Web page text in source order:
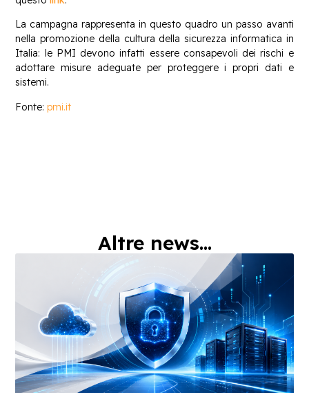
La campagna rappresenta in questo quadro un passo avanti
nella promozione della cultura della sicurezza informatica in
Italia: le PMI devono infatti essere consapevoli dei rischi e
adottare misure adeguate per proteggere i propri dati e
sistemi.
Fonte: pmi.it
Altre news...